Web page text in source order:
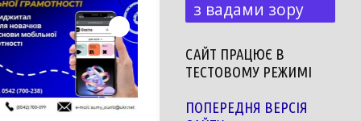
з вадами зору
САЙТ ПРАЦЮЄ В
ТЕСТОВОМУ РЕЖИМІ
ПОПЕРЕДНЯ ВЕРСІЯ